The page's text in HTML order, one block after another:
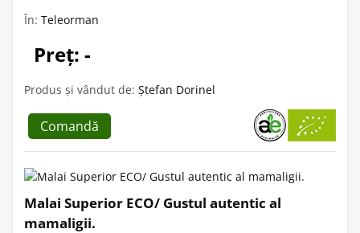
În: Teleorman
Preț: -
Produs și vândut de: Ștefan Dorinel
Comandă
Malai Superior ECO/ Gustul autentic al
mamaligii.